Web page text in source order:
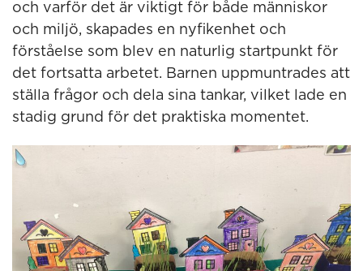
och varför det är viktigt för både människor
och miljö, skapades en nyfikenhet och
förståelse som blev en naturlig startpunkt för
det fortsatta arbetet. Barnen uppmuntrades att
ställa frågor och dela sina tankar, vilket lade en
stadig grund för det praktiska momentet.